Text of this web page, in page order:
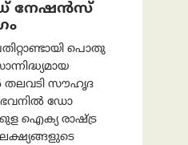
നേഷൻസ്
പൊതു
തലവടി സൗഹൃദ
ഭവനിൽ ഡോ
ഐക്യ രാഷ്ട്ര